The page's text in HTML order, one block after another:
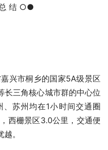
市桐乡的国家5A级景区